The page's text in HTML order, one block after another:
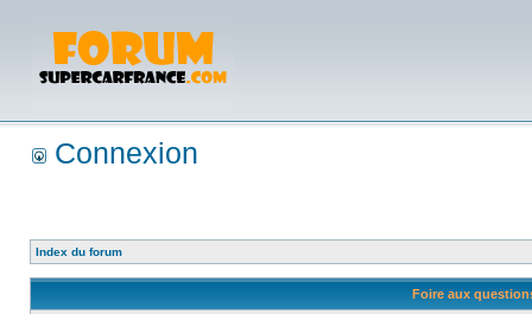
Connexion
Index du forum
Foire aux